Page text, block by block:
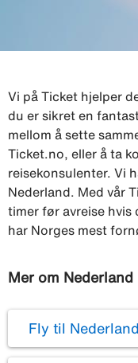
Vi på Ticket hjelper
du er sikret en
mellom å sette
Ticket.no, eller å ta
reisekonsulenter. Vi
Nederland. Med vår
timer før avreise hvis
har Norges mest
Mer om Nederland
Fly til Nederland